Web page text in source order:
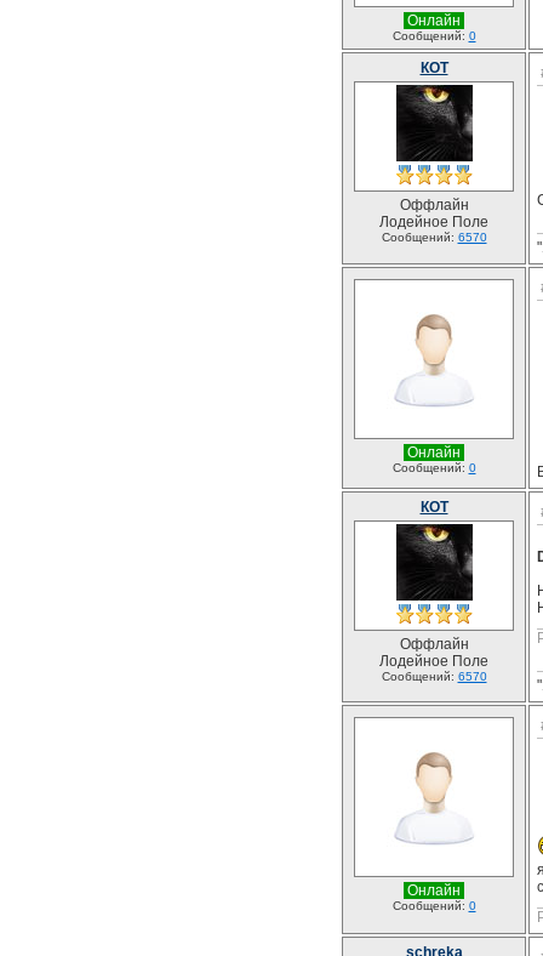
Онлайн
Сообщений: 0
КОТ
Оффлайн
Лодейное Поле
Сообщений: 6570
Онлайн
Сообщений: 0
КОТ
Оффлайн
Лодейное Поле
Сообщений: 6570
Онлайн
Сообщений: 0
schreka